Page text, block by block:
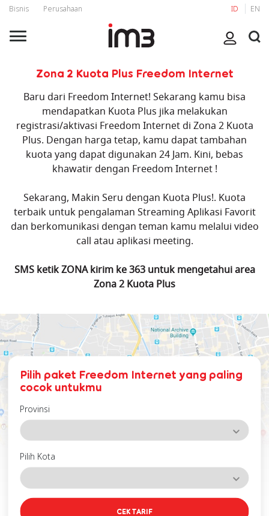
Bisnis Perusahaan ID EN
Zona 2 Kuota Plus Freedom Internet
Baru dari Freedom Internet! Sekarang kamu bisa
mendapatkan Kuota Plus jika melakukan
registrasi/aktivasi Freedom Internet di Zona 2 Kuota
Plus. Dengan harga tetap, kamu dapat tambahan
kuota yang dapat digunakan 24 Jam. Kini, bebas
khawatir dengan Freedom Internet !
Sekarang, Makin Seru dengan Kuota Plus!. Kuota
terbaik untuk pengalaman Streaming Aplikasi Favorit
dan berkomunikasi dengan teman kamu melalui video
call atau aplikasi meeting.
SMS ketik ZONA kirim ke 363 untuk mengetahui area
Zona 2 Kuota Plus
Pilih paket Freedom Internet yang paling
cocok untukmu
Provinsi
Pilih Kota
CEK TARIF